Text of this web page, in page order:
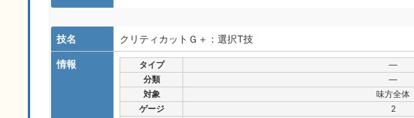
技名 クリティカットＧ＋：選択T技
情報 タイプ
—
分類
—
対象
味方全体
ゲージ
2